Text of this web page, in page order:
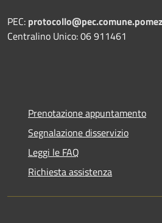
PEC:
Centralino Unico: 06 911461
Prenotazione appuntamento
Segnalazione disservizio
Leggi le FAQ
Richiesta assistenza